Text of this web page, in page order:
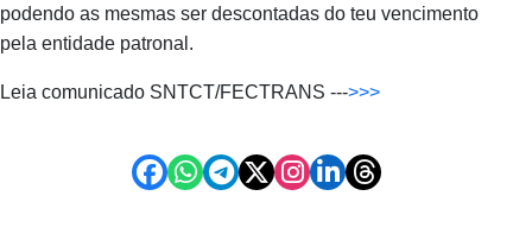
podendo as mesmas ser descontadas do teu vencimento
pela entidade patronal.
Leia comunicado SNTCT/FECTRANS --->>>